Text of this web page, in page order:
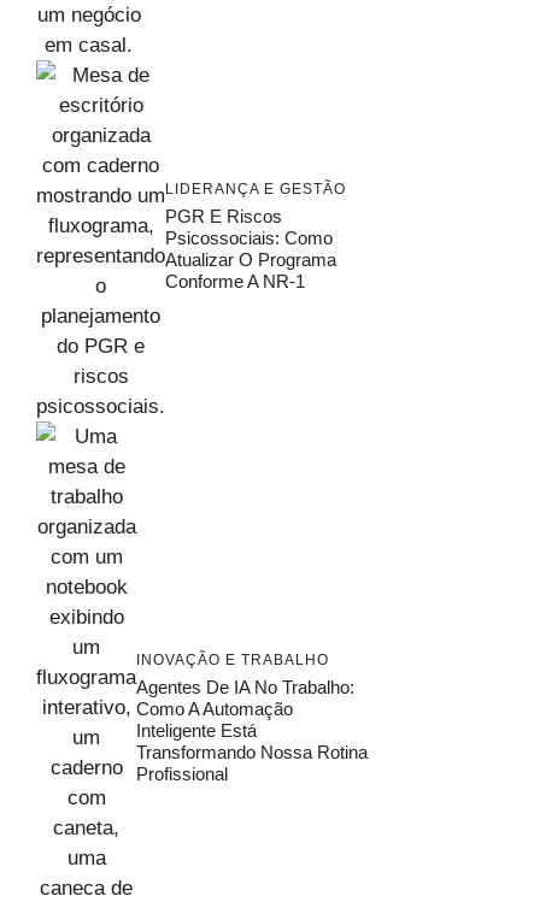
LIDERANÇA E GESTÃO
PGR E Riscos
Psicossociais: Como
Atualizar O Programa
Conforme A NR-1
INOVAÇÃO E TRABALHO
Agentes De IA No Trabalho:
Como A Automação
Inteligente Está
Transformando Nossa Rotina
Profissional